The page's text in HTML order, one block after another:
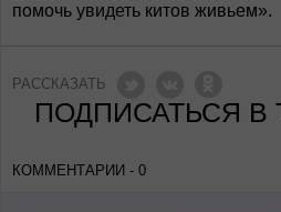
помочь увидеть китов живьем».
РАССКАЗАТЬ
ПОДПИСАТЬСЯ В
КОММЕНТАРИИ - 0